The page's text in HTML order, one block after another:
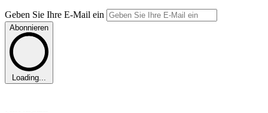
Geben Sie Ihre E-Mail ein
Abonnieren
Loading...